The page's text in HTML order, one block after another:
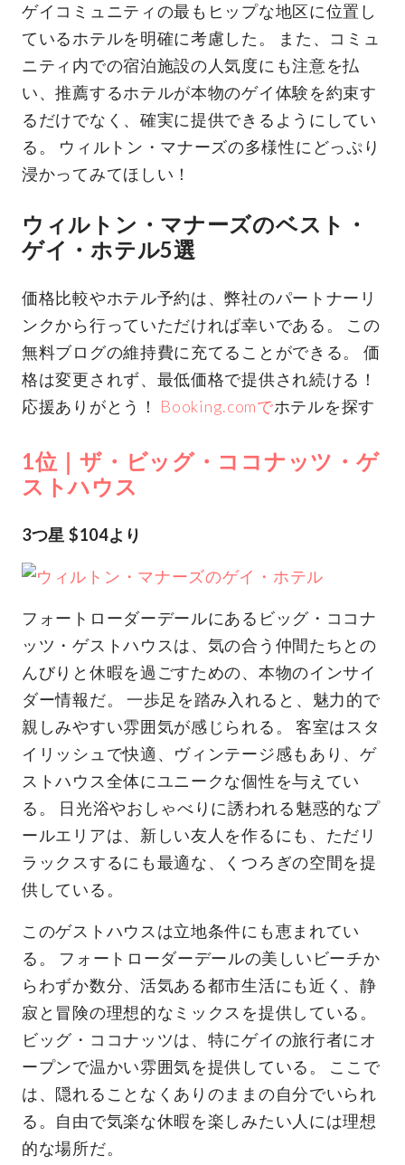
ゲイコミュニティの最もヒップな地区に位置し
ているホテルを明確に考慮した。 また、コミュ
ニティ内での宿泊施設の人気度にも注意を払
い、推薦するホテルが本物のゲイ体験を約束す
るだけでなく、確実に提供できるようにしてい
る。 ウィルトン・マナーズの多様性にどっぷり
浸かってみてほしい！
ウィルトン・マナーズのベスト・
ゲイ・ホテル5選
価格比較やホテル予約は、弊社のパートナーリ
ンクから行っていただければ幸いである。 この
無料ブログの維持費に充てることができる。 価
格は変更されず、最低価格で提供され続ける！
応援ありがとう！ Booking.comでホテルを探す
1位｜ザ・ビッグ・ココナッツ・ゲ
ストハウス
3つ星 $104より
フォートローダーデールにあるビッグ・ココナ
ッツ・ゲストハウスは、気の合う仲間たちとの
んびりと休暇を過ごすための、本物のインサイ
ダー情報だ。 一歩足を踏み入れると、魅力的で
親しみやすい雰囲気が感じられる。 客室はスタ
イリッシュで快適、ヴィンテージ感もあり、ゲ
ストハウス全体にユニークな個性を与えてい
る。 日光浴やおしゃべりに誘われる魅惑的なプ
ールエリアは、新しい友人を作るにも、ただリ
ラックスするにも最適な、くつろぎの空間を提
供している。
このゲストハウスは立地条件にも恵まれてい
る。 フォートローダーデールの美しいビーチか
らわずか数分、活気ある都市生活にも近く、静
寂と冒険の理想的なミックスを提供している。
ビッグ・ココナッツは、特にゲイの旅行者にオ
ープンで温かい雰囲気を提供している。 ここで
は、隠れることなくありのままの自分でいられ
る。自由で気楽な休暇を楽しみたい人には理想
的な場所だ。